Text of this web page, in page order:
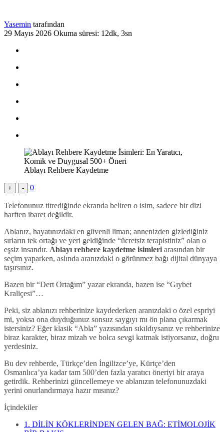
Yasemin tarafından
29 Mayıs 2026 Okuma süresi: 12dk, 3sn
Ablayı Rehbere Kaydetme
+ - 0
Telefonunuz titrediğinde ekranda beliren o isim, sadece bir dizi
harften ibaret değildir.
Ablanız, hayatınızdaki en güvenli liman; annenizden gizlediğiniz
sırların tek ortağı ve yeri geldiğinde “ücretsiz terapistiniz” olan o
eşsiz insandır. Ablayı rehbere kaydetme isimleri arasından bir
seçim yaparken, aslında aranızdaki o görünmez bağı dijital dünyaya
taşırsınız.
Bazen bir “Dert Ortağım” yazar ekranda, bazen ise “Gıybet
Kraliçesi”…
Peki, siz ablanızı rehberinize kaydederken aranızdaki o özel espriyi
mi, yoksa ona duyduğunuz sonsuz saygıyı mı ön plana çıkarmak
istersiniz? Eğer klasik “Abla” yazısından sıkıldıysanız ve rehberinize
biraz karakter, biraz mizah ve bolca sevgi katmak istiyorsanız, doğru
yerdesiniz.
Bu dev rehberde, Türkçe’den İngilizce’ye, Kürtçe’den
Osmanlıca’ya kadar tam 500’den fazla yaratıcı öneriyi bir araya
getirdik. Rehberinizi güncellemeye ve ablanızın telefonunuzdaki
yerini onurlandırmaya hazır mısınız?
İçindekiler
1. DİLİN KÖKLERİNDEN GELEN BAĞ: ETİMOLOJİK